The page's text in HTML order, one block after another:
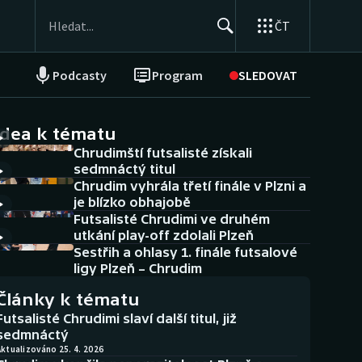
ČT
Podcasty Program SLEDOVAT
NEPŘEHLÉDNĚTE
Historické návraty
Aplikace ČT sport
AZ kvíz
k tématu
Chrudimští futsalisté získali
sedmnáctý titul
Chrudim vyhrála třetí finále v Plzni a
je blízko obhajobě
Futsalisté Chrudimi ve druhém
utkání play-off zdolali Plzeň
Sestřih a ohlasy 1. finále futsalové
ligy Plzeň – Chrudim
k tématu
Chrudimi slaví další titul, již
25. 4. 2026